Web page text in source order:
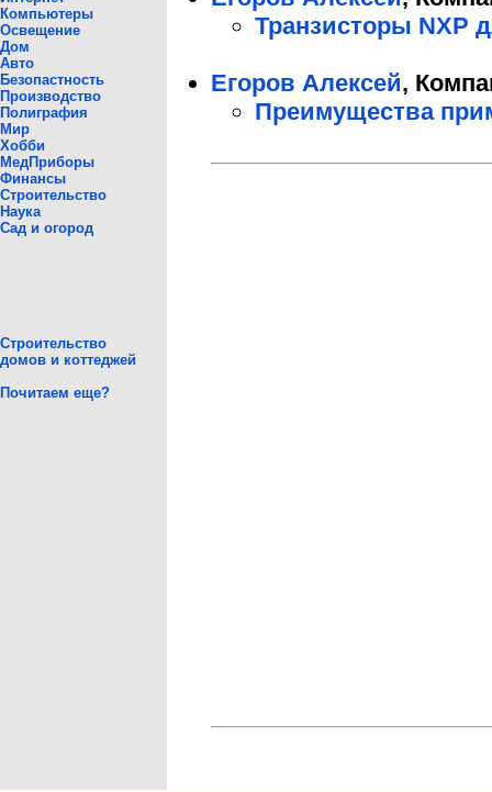
Компьютеры
Освещение
Дом
Авто
Безопастность
Производство
Полиграфия
Мир
Хобби
МедПриборы
Финансы
Строительство
Наука
Сад и огород
Строительство
домов и коттеджей
Почитаем еще?
Транзисторы NXP
Егоров Алексей,
Преимущества